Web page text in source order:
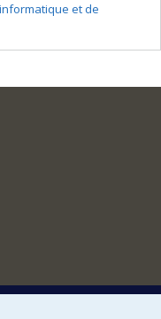
et de